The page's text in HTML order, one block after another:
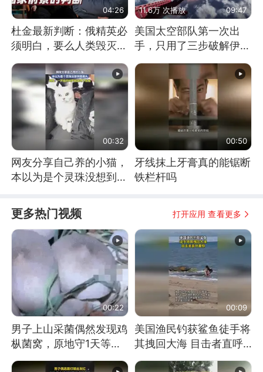
04:26
杜金最新判断：俄精英必
须明白，要么人类毁灭，
11.6万 次播放 09:47
美国太空部队第一次出
手，只用了三步破解伊朗
00:32
网友分享自己养的小猫，
本以为是个灵珠没想到是
00:50
牙线抹上牙膏真的能锯断
铁栏杆吗
更多热门视频 打开应用 查看更多
00:22
男子上山采菌偶然发现鸡
枞菌窝，原地守1天等它
长大：挖了140多朵
00:09
美国渔民钓获鲨鱼徒手将
其拽回大海 目击者直呼
震惊 （视频来源：参考